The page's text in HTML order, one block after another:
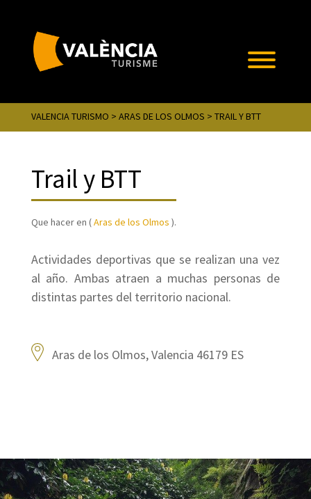
VALENCIA TURISMO > ARAS DE LOS OLMOS > TRAIL Y BTT
Trail y BTT
Que hacer en (Aras de los Olmos ).
Actividades deportivas que se realizan una vez
al año. Ambas atraen a muchas personas de
distintas partes del territorio nacional.
Aras de los Olmos, Valencia 46179 ES